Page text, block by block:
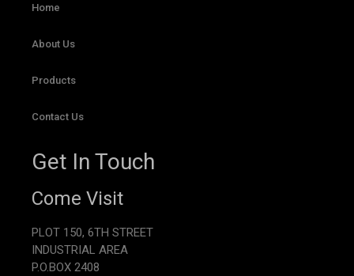
Home
About Us
Products
Contact Us
Get In Touch
Come Visit
PLOT 150, 6TH STREET
INDUSTRIAL AREA
P.O.BOX 2408